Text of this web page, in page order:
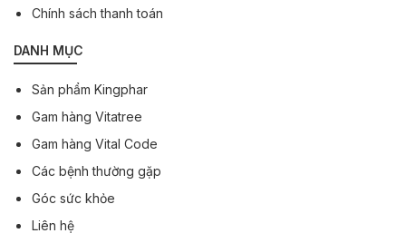
Chính sách thanh toán
DANH MỤC
Sản phẩm Kingphar
Gam hàng Vitatree
Gam hàng Vital Code
Các bệnh thường gặp
Góc sức khỏe
Liên hệ